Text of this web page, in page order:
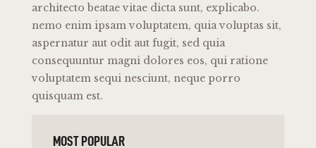
architecto beatae vitae dicta sunt, explicabo.
nemo enim ipsam voluptatem, quia voluptas sit,
aspernatur aut odit aut fugit, sed quia
consequuntur magni dolores eos, qui ratione
voluptatem sequi nesciunt, neque porro
quisquam est.
MOST POPULAR